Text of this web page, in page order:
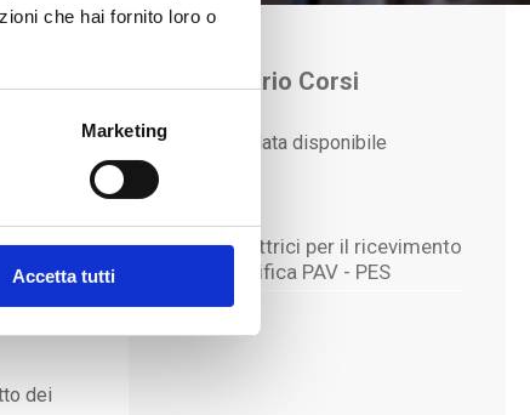
che hai fornito loro o
Marketing
Accetta tutti
i
o
dei
Calendario Corsi
Nessuna data disponibile
Lavori elettrici per il ricevimento
della qualifica PAV - PES